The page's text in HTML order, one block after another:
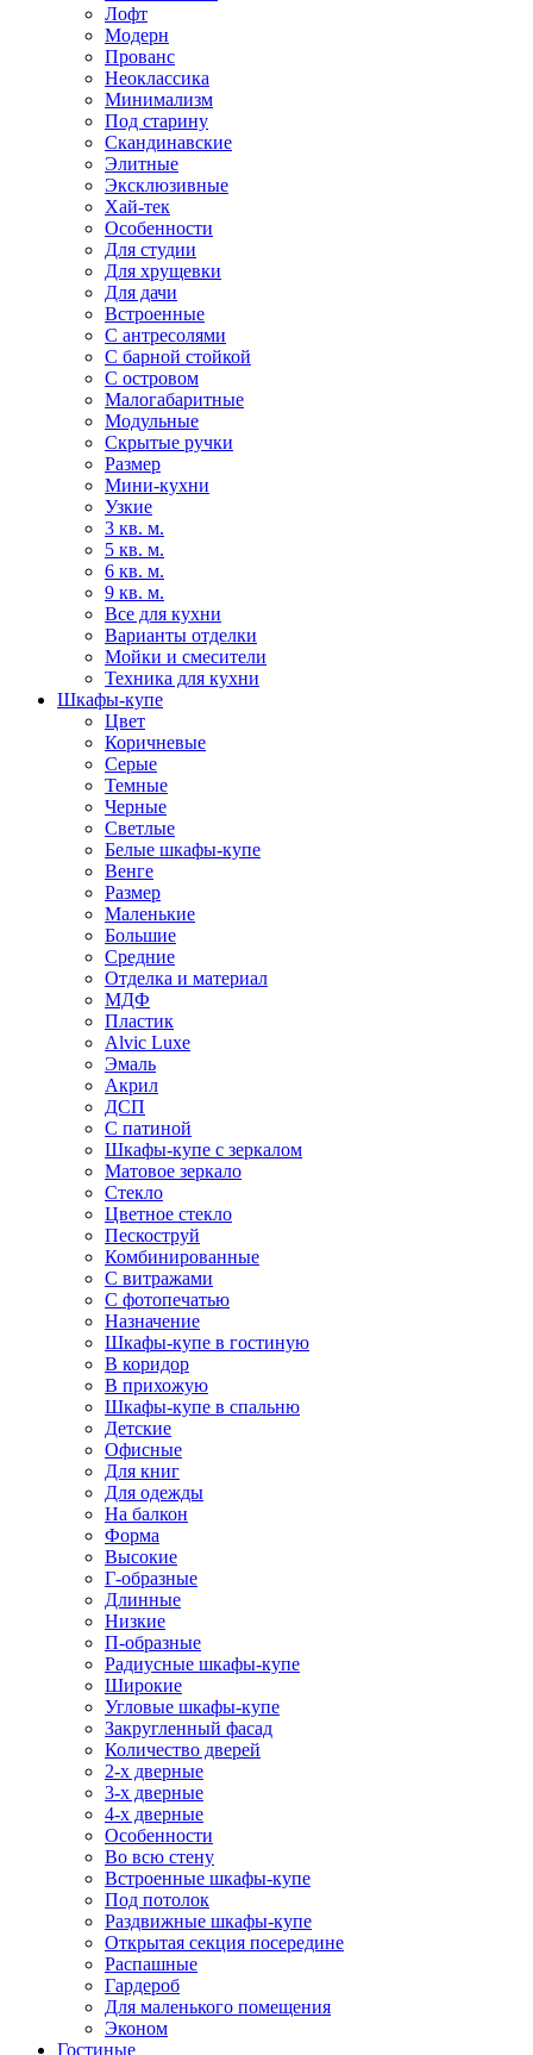
Лофт
Модерн
Прованс
Неоклассика
Минимализм
Под старину
Скандинавские
Элитные
Эксклюзивные
Хай-тек
Особенности
Для студии
Для хрущевки
Для дачи
Встроенные
С антресолями
С барной стойкой
С островом
Малогабаритные
Модульные
Скрытые ручки
Размер
Мини-кухни
Узкие
3 кв. м.
5 кв. м.
6 кв. м.
9 кв. м.
Все для кухни
Варианты отделки
Мойки и смесители
Техника для кухни
Шкафы-купе
Цвет
Коричневые
Серые
Темные
Черные
Светлые
Белые шкафы-купе
Венге
Размер
Маленькие
Большие
Средние
Отделка и материал
МДФ
Пластик
Alvic Luxe
Эмаль
Акрил
ДСП
С патиной
Шкафы-купе с зеркалом
Матовое зеркало
Стекло
Цветное стекло
Пескоструй
Комбинированные
С витражами
С фотопечатью
Назначение
Шкафы-купе в гостиную
В коридор
В прихожую
Шкафы-купе в спальню
Детские
Офисные
Для книг
Для одежды
На балкон
Форма
Высокие
Г-образные
Длинные
Низкие
П-образные
Радиусные шкафы-купе
Широкие
Угловые шкафы-купе
Закругленный фасад
Количество дверей
2-х дверные
3-х дверные
4-х дверные
Особенности
Во всю стену
Встроенные шкафы-купе
Под потолок
Раздвижные шкафы-купе
Открытая секция посередине
Распашные
Гардероб
Для маленького помещения
Эконом
Гостиные